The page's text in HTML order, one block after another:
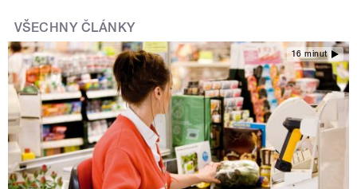
VŠECHNY ČLÁNKY
16 minut